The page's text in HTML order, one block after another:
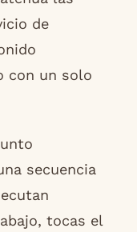
de
con un solo
secuencia
tocas el